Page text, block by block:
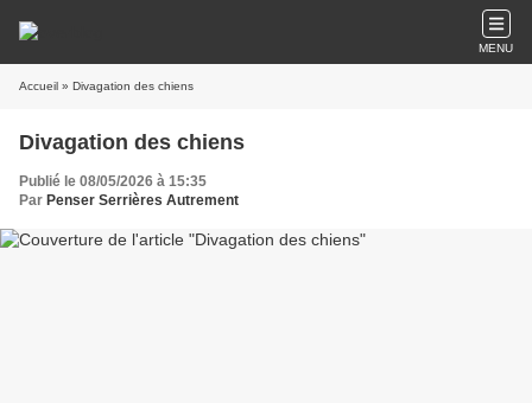
MENU
Accueil » Divagation des chiens
Divagation des chiens
Publié le 08/05/2026 à 15:35
Par Penser Serrières Autrement